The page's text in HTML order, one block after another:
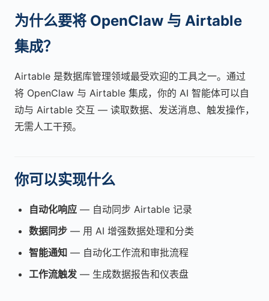
为什么要将 OpenClaw 与 Airtable
集成？
Airtable 是数据库管理领域最受欢迎的工具之一。通过
将 OpenClaw 与 Airtable 集成，你的 AI 智能体可以自
动与 Airtable 交互 — 读取数据、发送消息、触发操作，
无需人工干预。
你可以实现什么
自动化响应 — 自动同步 Airtable 记录
数据同步 — 用 AI 增强数据处理和分类
智能通知 — 自动化工作流和审批流程
工作流触发 — 生成数据报告和仪表盘